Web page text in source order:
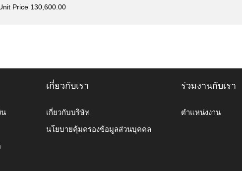
Price 130,600.00
น
เกี่ยวกับเรา
เกี่ยวกับบริษัท
นโยบายคุ้มครองข้อมูลส่วนบุคคล
ร่วมงานกับเรา
ตำแหน่งงาน